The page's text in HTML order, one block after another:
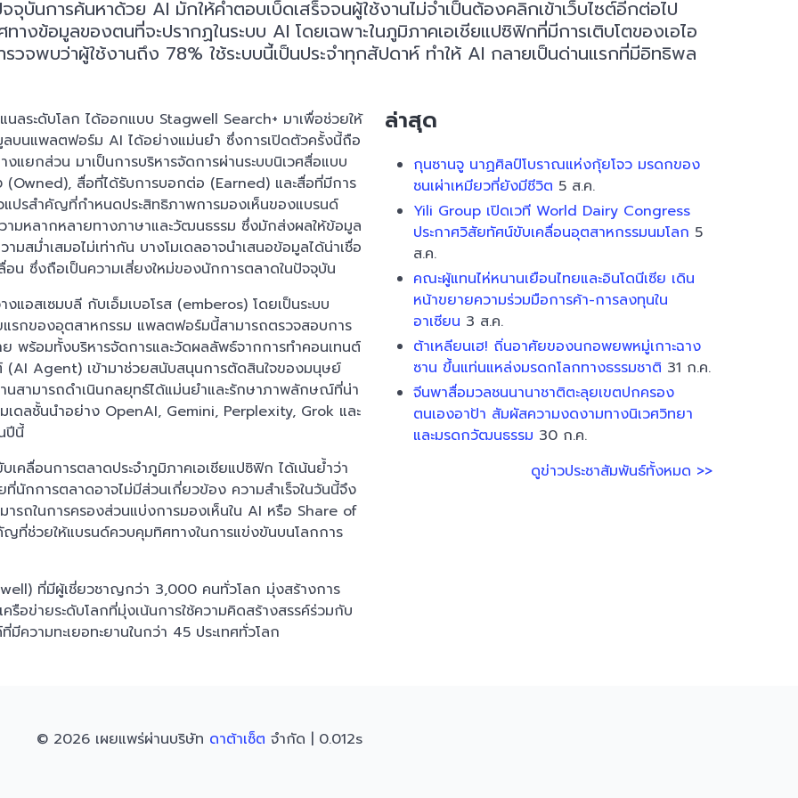
นการค้นหาด้วย AI มักให้คำตอบเบ็ดเสร็จจนผู้ใช้งานไม่จำเป็นต้องคลิกเข้าเว็บไซต์อีกต่อไป
งข้อมูลของตนที่จะปรากฏในระบบ AI โดยเฉพาะในภูมิภาคเอเชียแปซิฟิกที่มีการเติบโตของเอไอ
วจพบว่าผู้ใช้งานถึง 78% ใช้ระบบนี้เป็นประจำทุกสัปดาห์ ทำให้ AI กลายเป็นด่านแรกที่มีอิทธิพล
นลระดับโลก ได้ออกแบบ Stagwell Search+ มาเพื่อช่วยให้
ลบนแพลตฟอร์ม AI ได้อย่างแม่นยำ ซึ่งการเปิดตัวครั้งนี้ถือ
แยกส่วน มาเป็นการบริหารจัดการผ่านระบบนิเวศสื่อแบบ
สื่อที่ได้รับการบอกต่อ (Earned) และสื่อที่มีการ
ปรสำคัญที่กำหนดประสิทธิภาพการมองเห็นของแบรนด์
มหลากหลายทางภาษาและวัฒนธรรม ซึ่งมักส่งผลให้ข้อมูล
สม่ำเสมอไม่เท่ากัน บางโมเดลอาจนำเสนอข้อมูลได้น่าเชื่อ
น ซึ่งถือเป็นความเสี่ยงใหม่ของนักการตลาดในปัจจุบัน
อสเซมบลี กับเอ็มเบอโรส (emberos) โดยเป็นระบบ
รกของอุตสาหกรรม แพลตฟอร์มนี้สามารถตรวจสอบการ
พร้อมทั้งบริหารจัดการและวัดผลลัพธ์จากการทำคอนเทนต์
(AI Agent) เข้ามาช่วยสนับสนุนการตัดสินใจของมนุษย์
นสามารถดำเนินกลยุทธ์ได้แม่นยำและรักษาภาพลักษณ์ที่น่า
เดลชั้นนำอย่าง OpenAI, Gemini, Perplexity, Grok และ
ปีนี้
คลื่อนการตลาดประจำภูมิภาคเอเชียแปซิฟิก ได้เน้นย้ำว่า
นักการตลาดอาจไม่มีส่วนเกี่ยวข้อง ความสำเร็จในวันนี้จึง
ถในการครองส่วนแบ่งการมองเห็นใน AI หรือ Share of
ที่ช่วยให้แบรนด์ควบคุมทิศทางในการแข่งขันบนโลกการ
ที่มีผู้เชี่ยวชาญกว่า 3,000 คนทั่วโลก มุ่งสร้างการ
รือข่ายระดับโลกที่มุ่งเน้นการใช้ความคิดสร้างสรรค์ร่วมกับ
ความทะเยอทะยานในกว่า 45 ประเทศทั่วโลก
ล่าสุด
กุนซานจู นาฏศิลป์โบราณแห่งกุ้ยโจว มรดกของ
ชนเผ่าเหมียวที่ยังมีชีวิต 5 ส.ค.
Yili Group เปิดเวที World Dairy Congress
ประกาศวิสัยทัศน์ขับเคลื่อนอุตสาหกรรมนมโลก 5
ส.ค.
คณะผู้แทนไห่หนานเยือนไทยและอินโดนีเซีย เดิน
หน้าขยายความร่วมมือการค้า-การลงทุนใน
อาเซียน 3 ส.ค.
ต้าเหลียนเฮ! ถิ่นอาศัยของนกอพยพหมู่เกาะฉาง
ซาน ขึ้นแท่นแหล่งมรดกโลกทางธรรมชาติ 31 ก.ค.
จีนพาสื่อมวลชนนานาชาติตะลุยเขตปกครอง
ตนเองอาป้า สัมผัสความงดงามทางนิเวศวิทยา
และมรดกวัฒนธรรม 30 ก.ค.
ดูข่าวประชาสัมพันธ์ทั้งหมด >>
© 2026 เผยแพร่ผ่านบริษัท ดาต้าเซ็ต จำกัด | 0.012s